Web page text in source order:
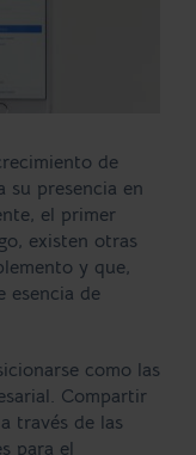
de
su presencia en
el primer
existen otras
y que,
esencia de
como las
Compartir
través de las
para el